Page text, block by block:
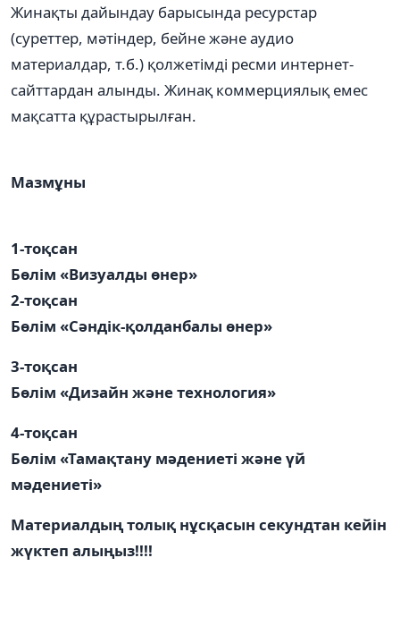
Жинақты дайындау барысында ресурстар
(суреттер, мәтіндер, бейне және аудио
материалдар, т.б.) қолжетімді ресми интернет-
сайттардан алынды. Жинақ коммерциялық емес
мақсатта құрастырылған.
Мазмұны
1-тоқсан
Бөлім «Визуалды өнер»
2-тоқсан
Бөлім «Сәндік-қолданбалы өнер»
3-тоқсан
Бөлім «Дизайн және технология»
4-тоқсан
Бөлім «Тамақтану мәдениеті және үй
мәдениеті»
Материалдың толық нұсқасын секундтан кейін
жүктеп алыңыз!!!!